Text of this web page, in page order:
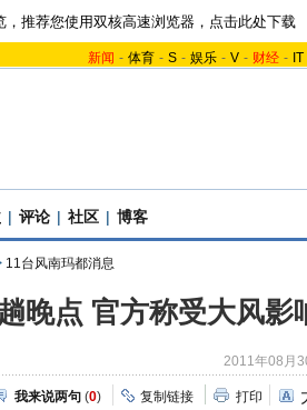
推荐您使用双核高速浏览器，点击此处下载
新闻 - 体育 - S - 娱乐 - V - 财经 - IT
| 评论 | 社区 | 博客
11台风南玛都消息
晚点 官方称受大风影
2011年08月
我来说两句 (0) 复制链接 打印